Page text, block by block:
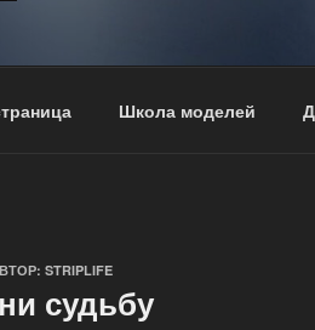
Школа моделей
STRIPLIFE
судьбу